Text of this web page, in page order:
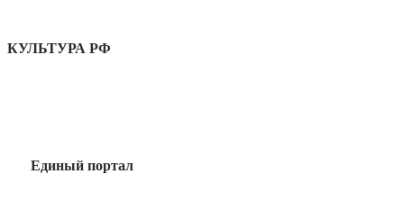
КУЛЬТУРА РФ
Единый портал